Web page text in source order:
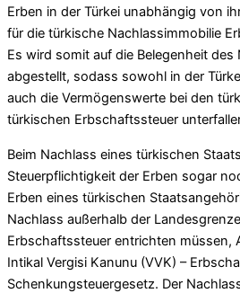
Erben in der Türkei unabhängig von
für die türkische Nachlassimmobilie
Es wird somit auf die Belegenheit des
abgestellt, sodass sowohl in der
auch die Vermögenswerte bei den
türkischen Erbschaftssteuer
Beim Nachlass eines türkischen
Steuerpflichtigkeit der Erben sogar
Erben eines türkischen
Nachlass außerhalb der
Erbschaftssteuer entrichten müssen,
Intikal Vergisi Kanunu (VVK) –
Schenkungsteuergesetz. Der